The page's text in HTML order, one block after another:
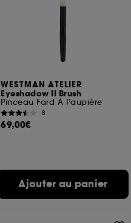
WESTMAN ATELIER
Eyeshadow II Brush
Pinceau Fard À Paupière
8
69,00€
Ajouter au panier